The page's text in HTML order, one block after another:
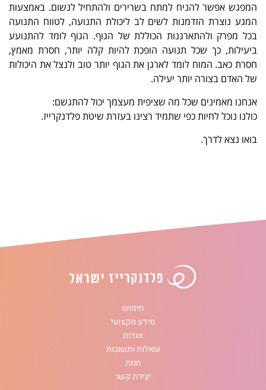
המפגש אפשר להניח למתח בשרירים ולהתחיל לנשום. באמצעות
המגע נוצרת הזדמנות לשים לב ליכולת התנועה, לטווח התנועה
בכל מפרק ולהתארגנות הכוללת של הגוף. הגוף לומד להתנועע
ביעילות, כך שכל תנועה הופכת להיות קלה יותר, חסרת מאמץ,
חסרת כאב. המוח לומד לארגן את הגוף יותר טוב ולנצל את היכולות
של האדם בצורה יותר יעילה.
אנחנו מאמינים שכל מה שציפית מעצמך יכול להתגשם:
כולנו נוכל לחיות כפי שתמיד רצינו בעזרת שיטת פלדנקרייז.
בואו נצא לדרך.
חיפוש
מידע מקצועי
אודות
שאלות ותשובות
חנות
יצירת קשר